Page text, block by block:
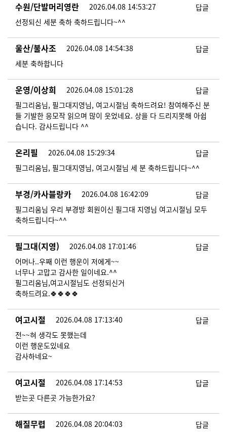
수원/단발머리영란 2026.04.08 14:53:27
답글
선정되신 세분 축하 축하드립니다~^^
울산/불사조 2026.04.08 14:54:38
답글
세분 축하합니다
운영/이상희 2026.04.08 15:01:28
답글
필그리움님, 필그대지영님, 여고시절님 축하드려요! 참여해주신 분
들 기발한 응모작 읽으며 많이 웃었네요. 상을 다 드리지못해 아쉽
습니다. 감사드립니다 ^^
온리필 2026.04.08 15:29:34
답글
필그리움님, 필그대지영님, 여고시절님 세 분 축하드립니다~^^
부경/카사블랑카 2026.04.08 16:42:09
답글
필그리움님 우리 부경방 회원이신 필그대 지영님 여고시절님 모두
축하드립니다~^^
필그대(지영) 2026.04.08 17:01:46
답글
어머나..우째 이런 행운이 저에게~~
너무나 고맙고 감사한 일이네요.^^
필그리움님,여고시절님도 선정되신거
축하드려요.🍀🍀🍀🍀
여고시절 2026.04.08 17:13:40
답글
전~~혀 생각도 못했는데
이런 행운도있네요
​​​​감사하네요~
여고시절 2026.04.08 17:14:53
답글
받는곳 다른곳 가능한가요?
해질무렵 2026.04.08 20:04:03
답글